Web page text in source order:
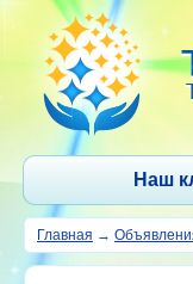
Наш
Главная →